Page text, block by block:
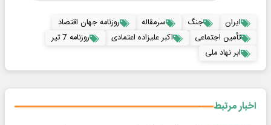
ایران جنگ سرمقاله
روزنامه جهان اقتصاد
تأمین‌ اجتماعی
اکبر علیزاده اعتمادی
روزنامه 7 تیر
ابر نهاد ملی
اخبار مرتبط